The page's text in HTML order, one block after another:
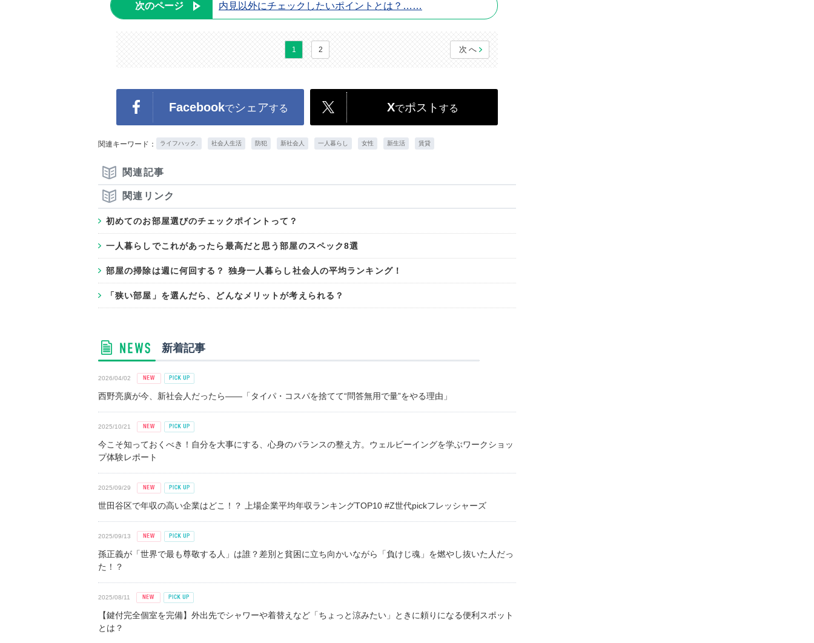
次のページ 内見以外にチェックしたいポイントとは？……
1 2 次へ
Facebookでシェアする Xでポスト する
関連キーワード： ライフハック. 社会人生活 防犯 新社会人 一人暮らし 女性 新生活 賃貸
関連記事
関連リンク
初めてのお部屋選びのチェックポイントって？
一人暮らしでこれがあったら最高だと思う部屋のスペック8選
部屋の掃除は週に何回する？ 独身一人暮らし社会人の平均ランキング！
「狭い部屋」を選んだら、どんなメリットが考えられる？
新着記事
2026/04/02
西野亮廣が今、新社会人だったら――「タイパ・コスパを捨てて“問答無用で量”をやる理由」
2025/10/21
今こそ知っておくべき！自分を大事にする、心身のバランスの整え方。ウェルビーイングを学ぶワークショッ
プ体験レポート
2025/09/29
世田谷区で年収の高い企業はどこ！？ 上場企業平均年収ランキングTOP10 #Z世代pickフレッシャーズ
2025/09/13
孫正義が「世界で最も尊敬する人」は誰？差別と貧困に立ち向かいながら「負けじ魂」を燃やし抜いた人だっ
た！？
2025/08/11
【鍵付完全個室を完備】外出先でシャワーや着替えなど「ちょっと涼みたい」ときに頼りになる便利スポット
とは？